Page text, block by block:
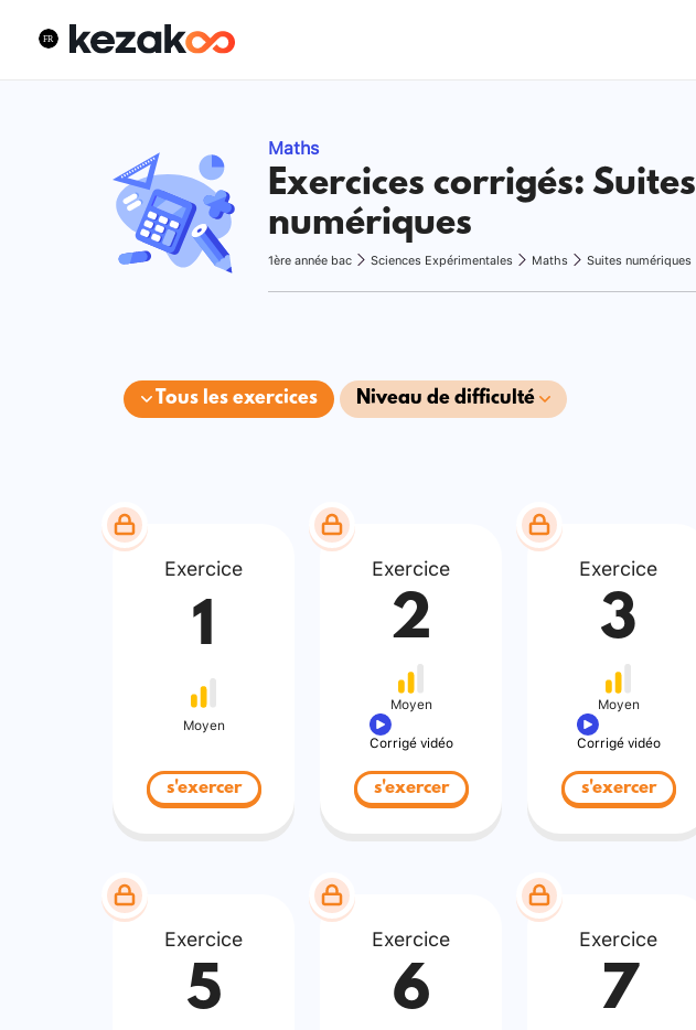
Maths
Exercices corrigés: Suites
numériques
1ère année bac Sciences Expérimentales Maths Suites numériques
Tous les exercices Niveau de difficulté
Exercice
1
Moyen
s'exercer
Exercice
2
Moyen
Corrigé vidéo
s'exercer
Exercice
3
Moyen
Corrigé vidéo
s'exercer
Exercice
5
Exercice
6
Exercice
7